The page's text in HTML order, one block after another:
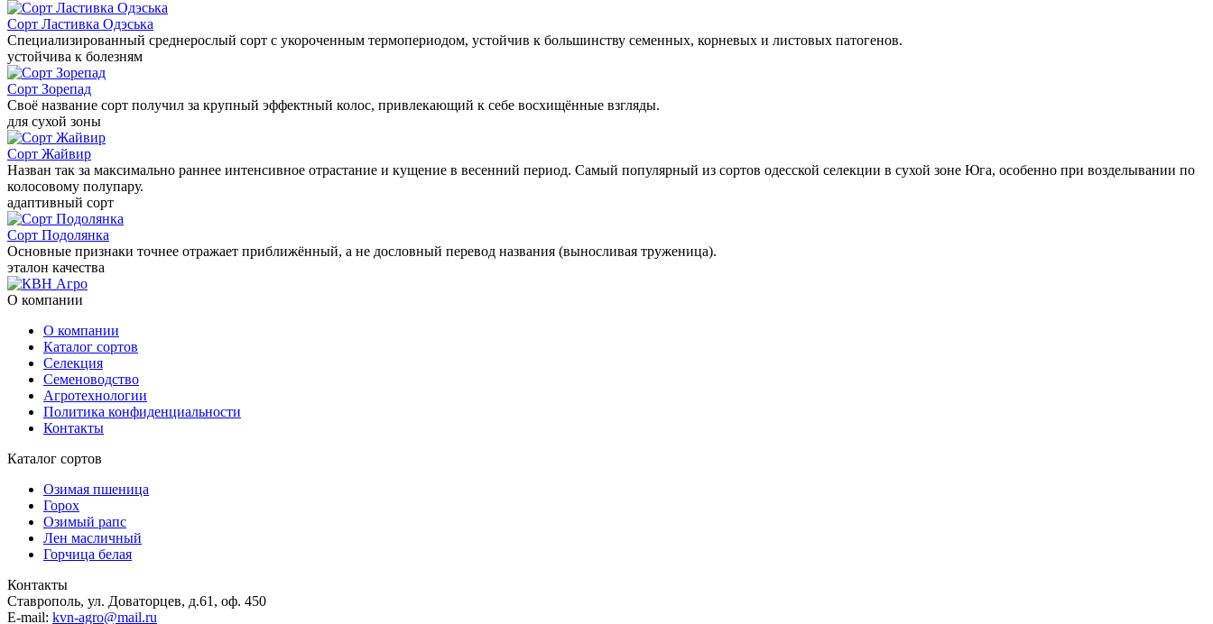
Сорт Ластивка Одэська
Специализированный среднерослый сорт с укороченным термопериодом, устойчив к большинству семенных, корневых и листовых патогенов.
устойчива к болезням
Сорт Зорепад
Своё название сорт получил за крупный эффектный колос, привлекающий к себе восхищённые взгляды.
для сухой зоны
Сорт Жайвир
Назван так за максимально раннее интенсивное отрастание и кущение в весенний период. Самый популярный из сортов одесской селекции в сухой зоне Юга, особенно при возделывании по
колосовому полупару.
адаптивный сорт
Сорт Подолянка
Основные признаки точнее отражает приближённый, а не дословный перевод названия (выносливая труженица).
эталон качества
О компании
О компании
Каталог сортов
Селекция
Семеноводство
Агротехнологии
Политика конфиденциальности
Контакты
Каталог сортов
Озимая пшеница
Горох
Озимый рапс
Лен масличный
Горчица белая
Контакты
Ставрополь, ул. Доваторцев, д.61, оф. 450
E-mail: kvn-agro@mail.ru